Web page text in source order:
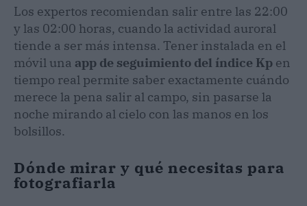
Los expertos recomiendan salir entre las 22:00
y las 02:00 horas, cuando la actividad auroral
tiende a ser más intensa. Tener instalada en el
móvil una app de seguimiento del índice Kp en
tiempo real permite saber exactamente cuándo
merece la pena salir al campo, sin pasarse la
noche mirando al cielo con las manos en los
bolsillos.
Dónde mirar y qué necesitas para
fotografiarla